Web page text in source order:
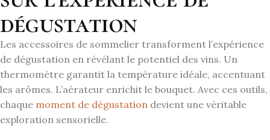
dégustation
Les accessoires de sommelier transforment l’expérience
de dégustation en révélant le potentiel des vins. Un
thermomètre garantit la température idéale, accentuant
les arômes. L’aérateur enrichit le bouquet. Avec ces outils,
chaque moment de dégustation devient une véritable
exploration sensorielle.